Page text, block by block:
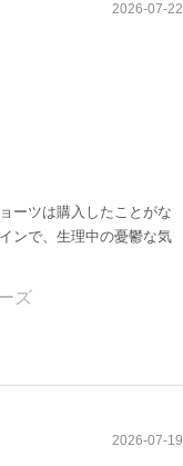
2026-07-22
ーツは購入したことがな
ンで、生理中の憂鬱な気
ズ
2026-07-19